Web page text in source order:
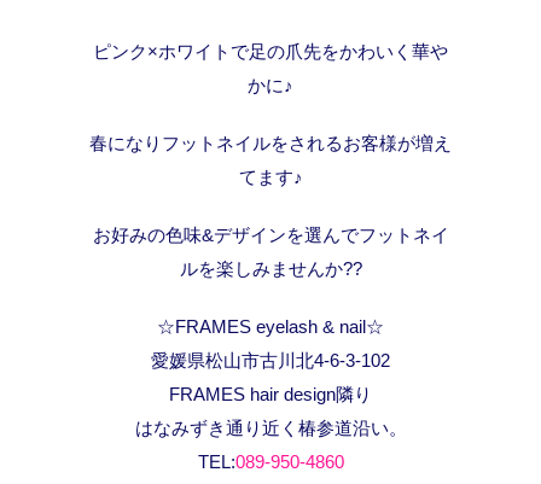
ピンク×ホワイトで足の爪先をかわいく華や
かに♪
春になりフットネイルをされるお客様が増え
てます♪
お好みの色味&デザインを選んでフットネイ
ルを楽しみませんか??
☆FRAMES eyelash & nail☆
愛媛県松山市古川北4-6-3-102
FRAMES hair design隣り
はなみずき通り近く椿参道沿い。
TEL:089-950-4860